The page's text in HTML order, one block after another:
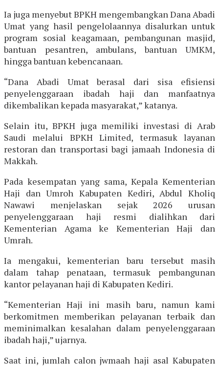
Ia juga menyebut BPKH mengembangkan Dana Abadi
Umat yang hasil pengelolaannya disalurkan untuk
program sosial keagamaan, pembangunan masjid,
bantuan pesantren, ambulans, bantuan UMKM,
hingga bantuan kebencanaan.
“Dana Abadi Umat berasal dari sisa efisiensi
penyelenggaraan ibadah haji dan manfaatnya
dikembalikan kepada masyarakat,” katanya.
Selain itu, BPKH juga memiliki investasi di Arab
Saudi melalui BPKH Limited, termasuk layanan
restoran dan transportasi bagi jamaah Indonesia di
Makkah.
Pada kesempatan yang sama, Kepala Kementerian
Haji dan Umroh Kabupaten Kediri, Abdul Kholiq
Nawawi menjelaskan sejak 2026 urusan
penyelenggaraan haji resmi dialihkan dari
Kementerian Agama ke Kementerian Haji dan
Umrah.
Ia mengakui, kementerian baru tersebut masih
dalam tahap penataan, termasuk pembangunan
kantor pelayanan haji di Kabupaten Kediri.
“Kementerian Haji ini masih baru, namun kami
berkomitmen memberikan pelayanan terbaik dan
meminimalkan kesalahan dalam penyelenggaraan
ibadah haji,” ujarnya.
Saat ini, jumlah calon jwmaah haji asal Kabupaten